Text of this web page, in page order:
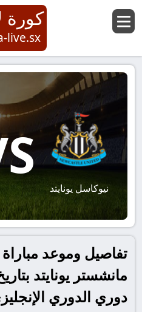
كورة
live.sx
نيوكاسل يونايتد
تفاصيل وموعد مباراة
دوري الدوري